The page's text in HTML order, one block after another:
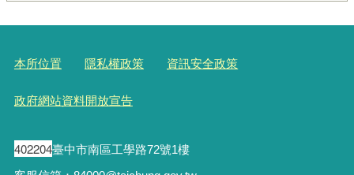
本所位置 隱私權政策 資訊安全政策
政府網站資料開放宣告
402204臺中市南區工學路72號1樓